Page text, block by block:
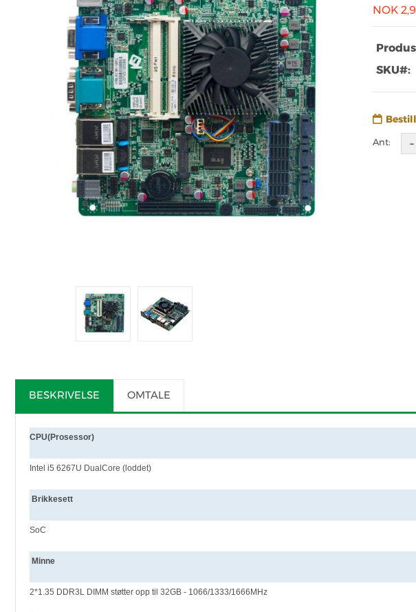
NOK
SKU#:
Ant:
BESKRIVELSE OMTALE
CPU(Prosessor)
Intel i5 6267U DualCore (loddet)
Brikkesett
SoC
Minne
2*1.35 DDR3L DIMM støtter opp til 32GB - 1066/1333/1666MHz